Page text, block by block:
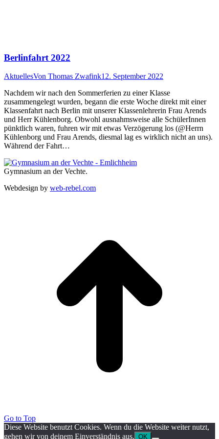
Berlinfahrt 2022
AktuellesVon Thomas Zwafink12. September 2022
Nachdem wir nach den Sommerferien zu einer Klasse
zusammengelegt wurden, begann die erste Woche direkt mit einer
Klassenfahrt nach Berlin mit unserer Klassenlehrerin Frau Arends
und Herr Kühlenborg. Obwohl ausnahmsweise alle SchülerInnen
pünktlich waren, fuhren wir mit etwas Verzögerung los (@Herrn
Kühlenborg und Frau Arends, diesmal lag es wirklich nicht an uns).
Während der Fahrt…
Gymnasium an der Vechte.
Webdesign by web-rebel.com
Go to Top
Diese Website benutzt Cookies. Wenn du die Website weiter nutzt,
gehen wir von deinem Einverständnis aus. OK